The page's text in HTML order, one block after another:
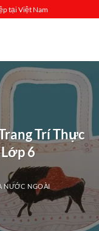
tại Việt Nam
Trí Thực
6
NƯỚC NGOÀI